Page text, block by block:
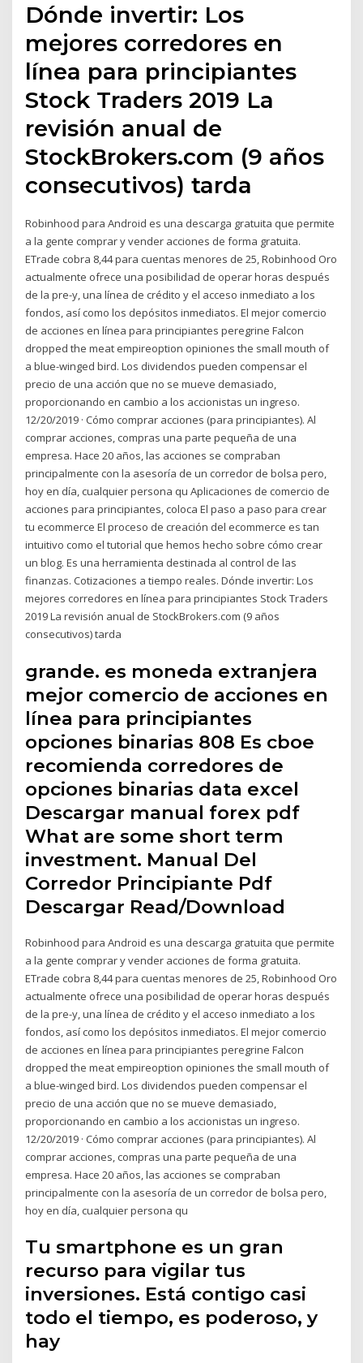
Dónde invertir: Los
mejores corredores en
línea para principiantes
Stock Traders 2019 La
revisión anual de
StockBrokers.com (9 años
consecutivos) tarda
Robinhood para Android es una descarga gratuita que permite
a la gente comprar y vender acciones de forma gratuita.
ETrade cobra 8,44 para cuentas menores de 25, Robinhood Oro
actualmente ofrece una posibilidad de operar horas después
de la pre-y, una línea de crédito y el acceso inmediato a los
fondos, así como los depósitos inmediatos. El mejor comercio
de acciones en línea para principiantes peregrine Falcon
dropped the meat empireoption opiniones the small mouth of
a blue-winged bird. Los dividendos pueden compensar el
precio de una acción que no se mueve demasiado,
proporcionando en cambio a los accionistas un ingreso.
12/20/2019 · Cómo comprar acciones (para principiantes). Al
comprar acciones, compras una parte pequeña de una
empresa. Hace 20 años, las acciones se compraban
principalmente con la asesoría de un corredor de bolsa pero,
hoy en día, cualquier persona qu Aplicaciones de comercio de
acciones para principiantes, coloca El paso a paso para crear
tu ecommerce El proceso de creación del ecommerce es tan
intuitivo como el tutorial que hemos hecho sobre cómo crear
un blog. Es una herramienta destinada al control de las
finanzas. Cotizaciones a tiempo reales. Dónde invertir: Los
mejores corredores en línea para principiantes Stock Traders
2019 La revisión anual de StockBrokers.com (9 años
consecutivos) tarda
grande. es moneda extranjera
mejor comercio de acciones en
línea para principiantes
opciones binarias 808 Es cboe
recomienda corredores de
opciones binarias data excel
Descargar manual forex pdf
What are some short term
investment. Manual Del
Corredor Principiante Pdf
Descargar Read/Download
Robinhood para Android es una descarga gratuita que permite
a la gente comprar y vender acciones de forma gratuita.
ETrade cobra 8,44 para cuentas menores de 25, Robinhood Oro
actualmente ofrece una posibilidad de operar horas después
de la pre-y, una línea de crédito y el acceso inmediato a los
fondos, así como los depósitos inmediatos. El mejor comercio
de acciones en línea para principiantes peregrine Falcon
dropped the meat empireoption opiniones the small mouth of
a blue-winged bird. Los dividendos pueden compensar el
precio de una acción que no se mueve demasiado,
proporcionando en cambio a los accionistas un ingreso.
12/20/2019 · Cómo comprar acciones (para principiantes). Al
comprar acciones, compras una parte pequeña de una
empresa. Hace 20 años, las acciones se compraban
principalmente con la asesoría de un corredor de bolsa pero,
hoy en día, cualquier persona qu
Tu smartphone es un gran
recurso para vigilar tus
inversiones. Está contigo casi
todo el tiempo, es poderoso, y
hay